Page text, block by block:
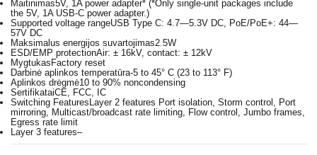
Maitinimas5V, 1A power adapter* (*Only single-unit packages include
the 5V, 1A USB-C power adapter.)
Supported voltage rangeUSB Type C: 4.7—5.3V DC, PoE/PoE+: 44—
57V DC
Maksimalus energijos suvartojimas2.5W
ESD/EMP protectionAir: ± 16kV, contact: ± 12kV
Mygtukas Factory reset
Darbinė aplinkos temperatūra-5 to 45° C (23 to 113° F)
Aplinkos drėgmė10 to 90% noncondensing
SertifikataiCE, FCC, IC
Switching Features Layer 2 features Port isolation, Storm control, Port
mirroring, Multicast/broadcast rate limiting, Flow control, Jumbo frames,
Egress rate limit
Layer 3 features–